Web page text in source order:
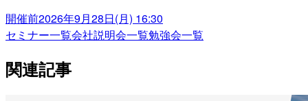
開催前2026年9月28日(月) 16:30
セミナー一覧会社説明会一覧勉強会一覧
関連記事